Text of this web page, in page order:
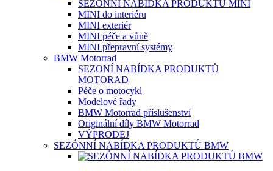
SEZÓNNÍ NABÍDKA PRODUKTŮ MINI
MINI do interiéru
MINI exteriér
MINI péče a vůně
MINI přepravní systémy
BMW Motorrad
SEZONÍ NABÍDKA PRODUKTŮ
MOTORAD
Péče o motocykl
Modelové řady
BMW Motorrad příslušenství
Originální díly BMW Motorrad
VÝPRODEJ
SEZÓNNÍ NABÍDKA PRODUKTŮ BMW